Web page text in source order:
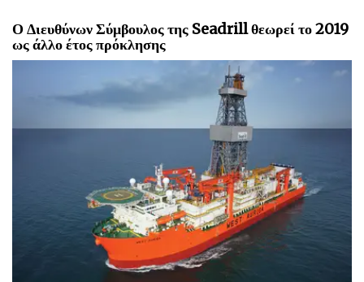
Ο Διευθύνων Σύμβουλος της Seadrill θεωρεί το 2019
ως άλλο έτος πρόκλησης